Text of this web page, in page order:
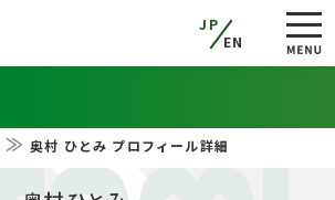
JP
EN
奥村 ひとみ プロフィール詳細